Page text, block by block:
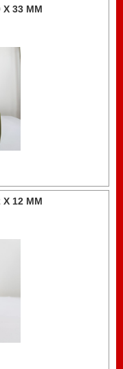
X 33 MM
X 12 MM